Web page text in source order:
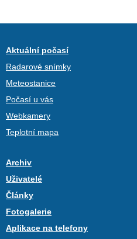
Aktuální počasí
Radarové snímky
Meteostanice
Počasí u vás
Webkamery
Teplotní mapa
Archiv
Uživatelé
Články
Fotogalerie
Aplikace na telefony